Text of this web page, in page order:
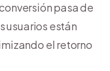
pasa de
usuarios están
el retorno